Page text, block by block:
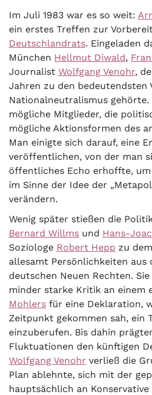
Im Juli 1983 war es so weit:
ein erstes Treffen zur
Deutschlandrats. Eingeladen
München Hellmut Diwald,
Journalist Wolfgang Venohr,
Jahren zu den bedeutendsten
Nationalneutralismus
mögliche Mitglieder, die
mögliche Aktionsformen des
Man einigte sich darauf, eine
veröffentlichen, von der man
öffentliches Echo erhoffte,
im Sinne der Idee der
verändern.
Wenig später stießen die
Bernard Willms und Hans-
Soziologe Robert Hepp zu
allesamt Persönlichkeiten aus
deutschen Neuen Rechten.
minder starke Kritik an einem
Mohlers für eine Deklaration,
Zeitpunkt gekommen sah, ein
einzuberufen. Bis dahin
Fluktuationen den künftigen
Wolfgang Venohr verließ die
Plan ablehnte, sich mit der
hauptsächlich an